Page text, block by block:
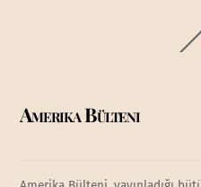
Amerika Bülteni